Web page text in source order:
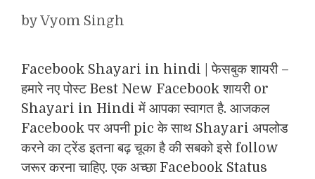
byVyom Singh
Facebook Shayari in hindi | फेसबुक शायरी –
हमारे नए पोस्ट Best New Facebook शायरी or
Shayari in Hindi में आपका स्वागत है. आजकल
Facebook पर अपनी pic के साथ Shayari अपलोड
करने का ट्रेंड इतना बढ़ चूका है की सबको इसे follow
जरूर करना चाहिए. एक अच्छा Facebook Status